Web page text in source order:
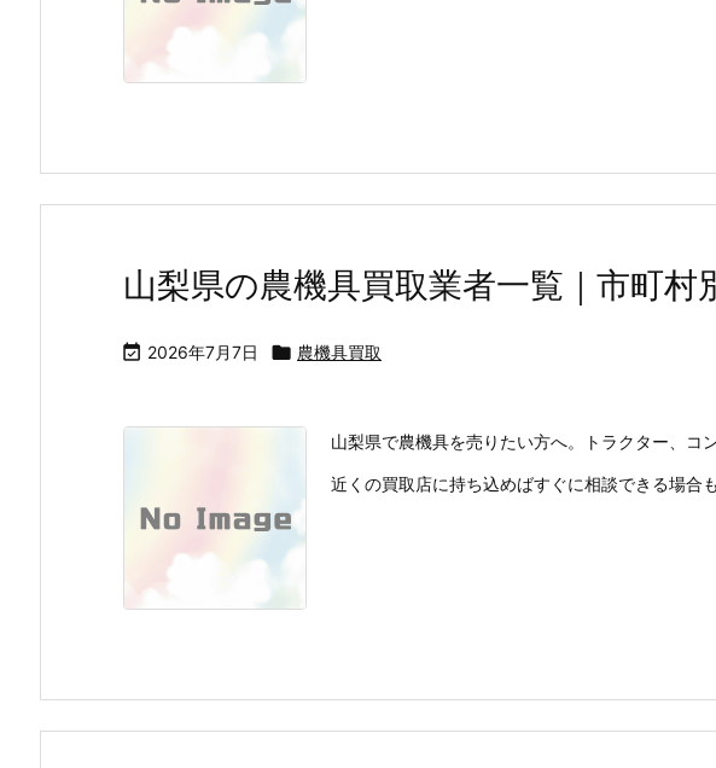
山梨県の農機具買取業者一覧｜市町
 2026年7月7日  農機具買取
山梨県で農機具を売りたい方へ。トラクター、コ
近くの買取店に持ち込めばすぐに相談できる場合